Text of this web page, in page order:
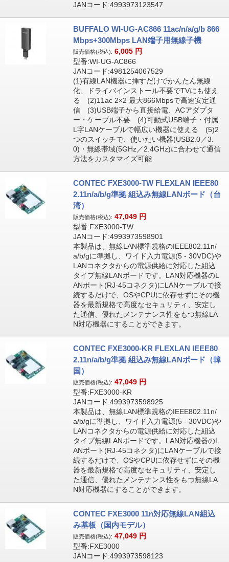
JANコード:4993973123547
BUFFALO WI-UG-AC866 11ac/n/a/g/b 866
Mbps+300Mbps LAN端子用無線子機
販売価格(税込): 6,005 円
型番:WI-UG-AC866
JANコード:4981254067529
(1)有線LAN機器に挿すだけでかんたん無線
化、ドライバインストール不要でTVにも使え
る (2)11ac 2×2 最大866Mbpsで高速安定通
信 (3)USB端子から直接給電、ACアダプタ
ー・ケーブル不要 (4)可動式USB端子・付属
L字LANケーブルで幅広い機器に使える (5)2
つのスイッチで、使いたい機器(USB2.0／3.
0)・無線帯域(5GHz／2.4GHz)に合わせて通信
方法をカスタマイズ可能
CONTEC FXE3000-TW FLEXLAN IEEE80
2.11n/a/b/g準拠 組込み無線LANボード（台
湾）
販売価格(税込): 47,049 円
型番:FXE3000-TW
JANコード:4993973598901
本製品は、無線LAN標準規格のIEEE802.11n/
a/b/gに準拠し、ワイド入力電源(5 - 30VDC)や
LANコネクタからの電源供給に対応した組込
タイプ無線LANボードです。LAN対応機器のL
ANポート(RJ-45コネクタ)にLANケーブルで接
続するだけで、OSやCPUに依存せずにその機
器を最新規格で高度なセキュリティ、安定し
た通信、優れたメンテナンス性をもつ無線LA
N対応機器にすることができます。
CONTEC FXE3000-KR FLEXLAN IEEE80
2.11n/a/b/g準拠 組込み無線LANボード（韓
国）
販売価格(税込): 47,049 円
型番:FXE3000-KR
JANコード:4993973598925
本製品は、無線LAN標準規格のIEEE802.11n/
a/b/gに準拠し、ワイド入力電源(5 - 30VDC)や
LANコネクタからの電源供給に対応した組込
タイプ無線LANボードです。LAN対応機器のL
ANポート(RJ-45コネクタ)にLANケーブルで接
続するだけで、OSやCPUに依存せずにその機
器を最新規格で高度なセキュリティ、安定し
た通信、優れたメンテナンス性をもつ無線LA
N対応機器にすることができます。
CONTEC FXE3000 11n対応無線LAN組込
み基板（国内モデル）
販売価格(税込): 47,049 円
型番:FXE3000
JANコード:4993973598123